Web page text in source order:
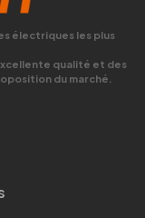
électriques les plus
qualité et des
du marché.